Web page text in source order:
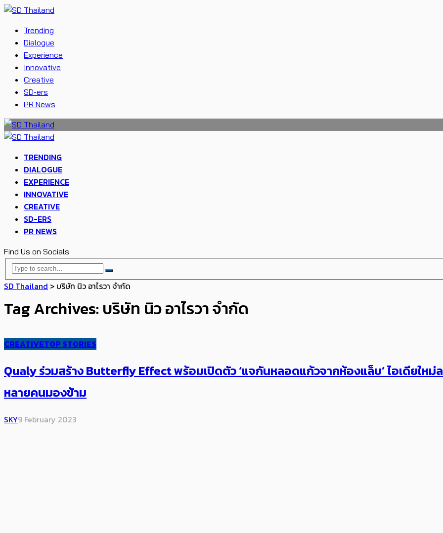
Trending
Dialogue
Experience
Innovative
Creative
SD-ers
PR News
TRENDING
DIALOGUE
EXPERIENCE
INNOVATIVE
CREATIVE
SD-ERS
PR NEWS
Find Us on Socials
SD Thailand > บริษัท นิว อาไรวา จำกัด
Tag Archives: บริษัท นิว อาไรวา จำกัด
CREATIVETOP STORIES
Qualy ร่วมสร้าง Butterfly Effect ​พร้อมเปิดตัว ‘แจกันหลอดแก้วจากห้องแล็บ’ ไอเดียให
หลายคนมองข้าม
SKY9 February 2023